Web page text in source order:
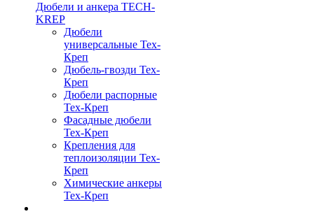
Дюбели и анкера TECH-
KREP
Дюбели
универсальные Тех-
Креп
Дюбель-гвозди Тех-
Креп
Дюбели распорные
Тех-Креп
Фасадные дюбели
Тех-Креп
Крепления для
теплоизоляции Тех-
Креп
Химические анкеры
Тех-Креп